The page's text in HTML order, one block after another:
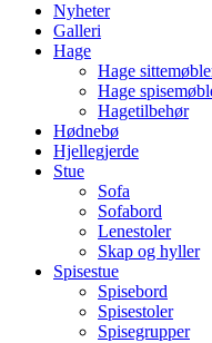
Nyheter
Galleri
Hage
Hage
Hage
Hagetilbehør
Hødnebø
Hjellegjerde
Stue
Sofa
Sofabord
Lenestoler
Skap og hyller
Spisestue
Spisebord
Spisestoler
Spisegrupper